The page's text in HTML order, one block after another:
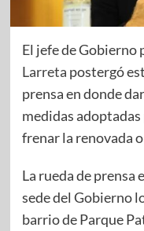
El jefe de Gobierno
Larreta postergó
prensa en donde
medidas
frenar la renovada
La rueda de prensa
sede del Gobierno
barrio de Parque